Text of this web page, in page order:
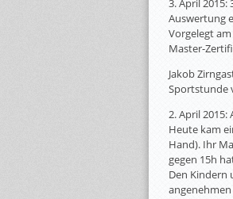
3. April
Auswertung
Vorgelegt
Master-
Jakob
Sportstunde
2. April
Heute kam
Hand). Ihr
gegen 15h
Den Kindern